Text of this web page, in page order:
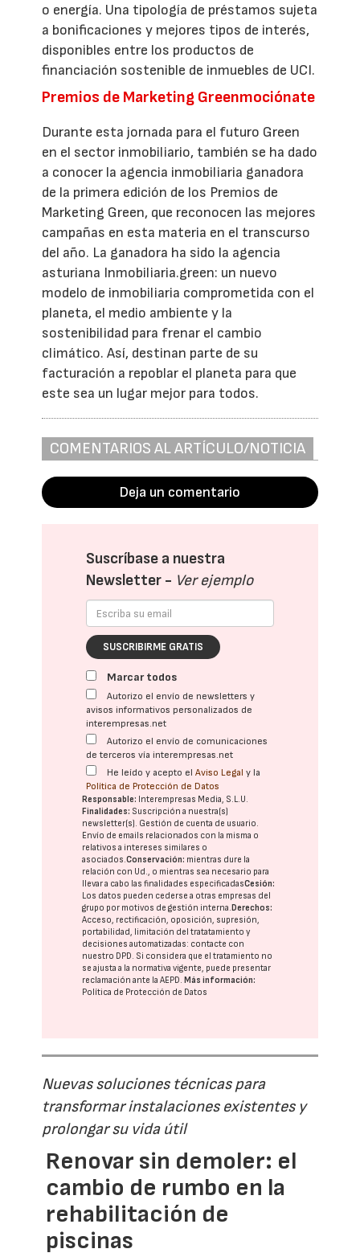
o energía. Una tipología de préstamos sujeta
a bonificaciones y mejores tipos de interés,
disponibles entre los productos de
financiación sostenible de inmuebles de UCI.
Premios de Marketing Greenmociónate
Durante esta jornada para el futuro Green
en el sector inmobiliario, también se ha dado
a conocer la agencia inmobiliaria ganadora
de la primera edición de los Premios de
Marketing Green, que reconocen las mejores
campañas en esta materia en el transcurso
del año. La ganadora ha sido la agencia
asturiana Inmobiliaria.green: un nuevo
modelo de inmobiliaria comprometida con el
planeta, el medio ambiente y la
sostenibilidad para frenar el cambio
climático. Así, destinan parte de su
facturación a repoblar el planeta para que
este sea un lugar mejor para todos.
COMENTARIOS AL ARTÍCULO/NOTICIA
Deja un comentario
Suscríbase a nuestra
Newsletter - Ver ejemplo
SUSCRIBIRME GRATIS
Marcar todos
Autorizo el envío de newsletters y
avisos informativos personalizados de
interempresas.net
Autorizo el envío de comunicaciones
de terceros vía interempresas.net
He leído y acepto elAviso Legal y la
Política de Protección de Datos
Responsable: Interempresas Media, S.L.U.
Finalidades: Suscripción a nuestra(s)
newsletter(s). Gestión de cuenta de usuario.
Envío de emails relacionados con la misma o
relativos a intereses similares o
asociados.Conservación: mientras dure la
relación con Ud., o mientras sea necesario para
llevar a cabo las finalidades especificadasCesión:
Los datos pueden cederse a otras empresas del
grupo por motivos de gestión interna. Derechos:
Acceso, rectificación, oposición, supresión,
portabilidad, limitación del tratatamiento y
decisiones automatizadas: contacte con
nuestro DPD. Si considera que el tratamiento no
se ajusta a la normativa vigente, puede presentar
reclamación ante laAEPD. Más información:
Política de Protección de Datos
Nuevas soluciones técnicas para
transformar instalaciones existentes y
prolongar su vida útil
Renovar sin demoler: el
cambio de rumbo en la
rehabilitación de
piscinas